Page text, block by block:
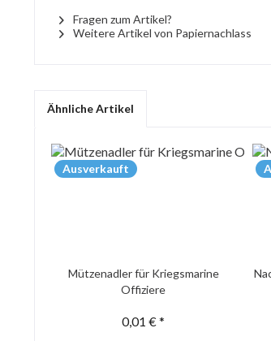
Fragen zum Artikel?
Weitere Artikel von Papiernachlass
Ähnliche Artikel
Ausverkauft
Mützenadler für Kriegsmarine
Offiziere
0,01 € *